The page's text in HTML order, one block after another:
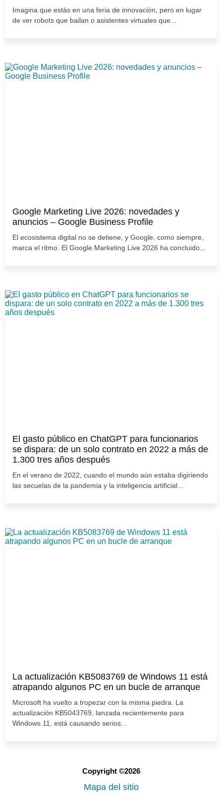
Imagina que estás en una feria de innovación, pero en lugar
de ver robots que bailan o asistentes virtuales que...
Google Marketing Live 2026: novedades y
anuncios – Google Business Profile
El ecosistema digital no se detiene, y Google, como siempre,
marca el ritmo. El Google Marketing Live 2026 ha concluido...
El gasto público en ChatGPT para funcionarios
se dispara: de un solo contrato en 2022 a más de
1.300 tres años después
En el verano de 2022, cuando el mundo aún estaba digiriendo
las secuelas de la pandemia y la inteligencia artificial...
La actualización KB5083769 de Windows 11 está
atrapando algunos PC en un bucle de arranque
Microsoft ha vuelto a tropezar con la misma piedra. La
actualización KB5043769, lanzada recientemente para
Windows 11, está causando serios...
Copyright ©2026
Mapa del sitio